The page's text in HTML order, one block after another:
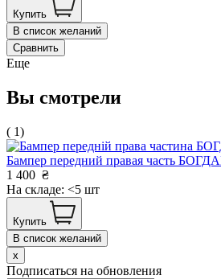
Купить
В список желаний
Сравнить
Еще
Вы смотрели
( 1)
Бампер передний правая часть
1 400 ₴
На складе: <5 шт
Купить
В список желаний
x
Подписаться на обновления